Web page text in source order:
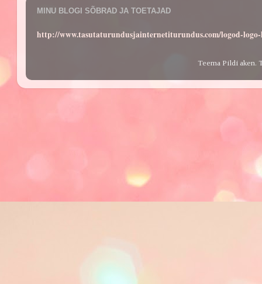
MINU BLOGI SÕBRAD JA TOETAJAD
http://www.tasutaturundusjainternetiturundus.com/logod-
Teema Pildi aken.